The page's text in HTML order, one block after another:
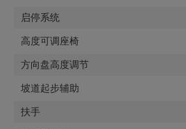
启停系统
高度可调座椅
方向盘高度调节
坡道起步辅助
扶手